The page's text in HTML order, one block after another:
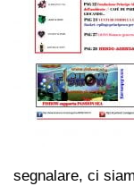
segnalare, ci